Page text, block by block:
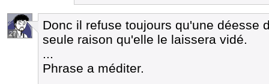
27
Donc il refuse toujours qu'une déesse
seule raison qu'elle le laissera vidé.
...
Phrase a méditer.